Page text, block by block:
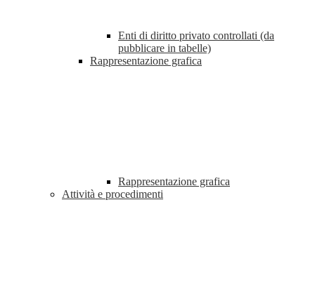
Enti di diritto privato controllati (da
pubblicare in tabelle)
Rappresentazione grafica
Rappresentazione grafica
Attività e procedimenti